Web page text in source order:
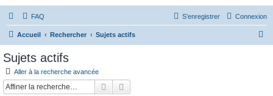
FAQ Connexion
S’enregistrer
Accueil Rechercher Sujets actifs
Sujets actifs
Aller à la recherche avancée
Rechercher